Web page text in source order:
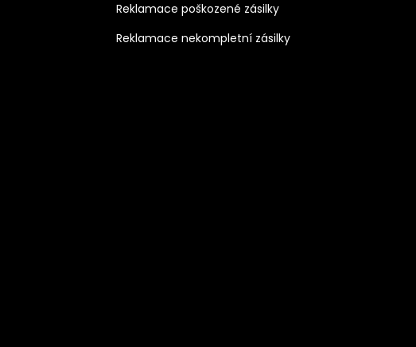
Reklamace poškozené zásilky
Reklamace nekompletní zásilky